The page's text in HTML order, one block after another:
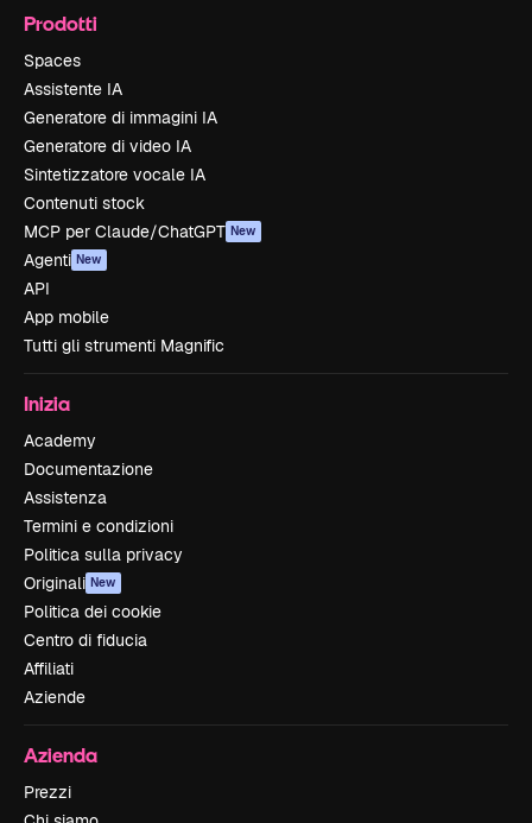
Prodotti
Spaces
Assistente IA
Generatore di immagini IA
Generatore di video IA
Sintetizzatore vocale IA
Contenuti stock
MCP per Claude/ChatGPT New
Agenti New
API
App mobile
Tutti gli strumenti Magnific
Inizia
Academy
Documentazione
Assistenza
Termini e condizioni
Politica sulla privacy
Originali New
Politica dei cookie
Centro di fiducia
Affiliati
Aziende
Azienda
Prezzi